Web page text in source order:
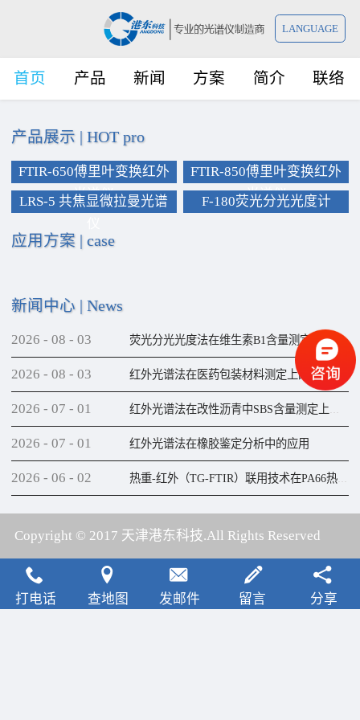
LANGUAGE
首页 产品 新闻 方案 简介 联络
产品展示 HOT pro
FTIR-650傅里叶变换红外
光谱仪
FTIR-850傅里叶变换红外
光谱仪
LRS-5 共焦显微拉曼光谱
F-180荧光分光光度计
应用方案 | case
新闻中心 News
荧光分光光度法在维生素B1含量测定上的应用
2026 - 08 - 03
红外光谱法在医药包装材料测定上的应用
2026 - 08 - 03
红外光谱法在改性沥青中SBS含量测定上的应用
2026 - 07 - 01
红外光谱法在橡胶鉴定分析中的应用
2026 - 07 - 01
热重-红外（TG-FTIR）联用技术在PA66热解研究上的应用
2026 - 06 - 02
Copyright © 2017 天津港东科技.All Rights Reserved
犀牛云提供云计算服务
打电话 查地图 发邮件 留言 分享